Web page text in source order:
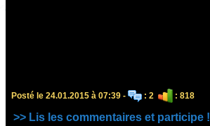
Posté le 24.01.2015 à 07:39 - : 2 : 818
>> Lis les commentaires et participe !